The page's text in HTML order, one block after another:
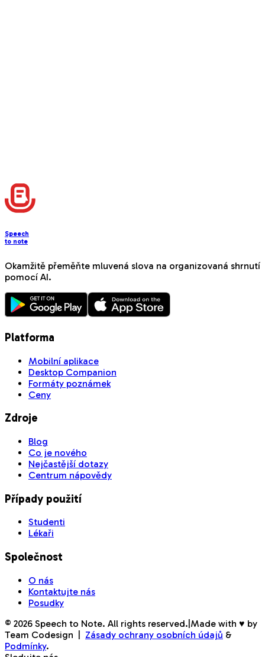
Speech
to note
Okamžitě přeměňte mluvená slova na organizovaná shrnutí
pomocí AI.
Platforma
Mobilní aplikace
Desktop Companion
Formáty poznámek
Ceny
Zdroje
Blog
Co je nového
Nejčastější dotazy
Centrum nápovědy
Případy použití
Studenti
Lékaři
Společnost
O nás
Kontaktujte nás
Posudky
© 2026 Speech to Note. All rights reserved. Made with ♥ by
Team Codesign
Zásady ochrany osobních údajů &
Podmínky.